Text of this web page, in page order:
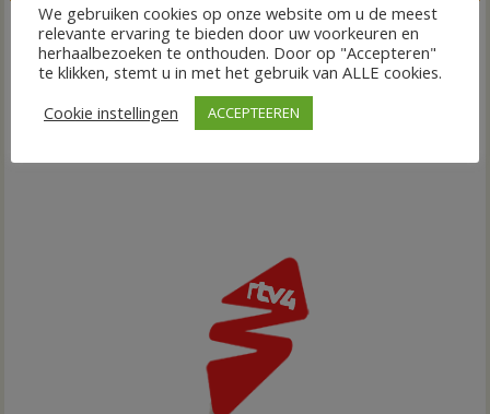
We gebruiken cookies op onze website om u de meest
relevante ervaring te bieden door uw voorkeuren en
herhaalbezoeken te onthouden. Door op "Accepteren"
te klikken, stemt u in met het gebruik van ALLE cookies.
Cookie instellingen
ACCEPTEEREN